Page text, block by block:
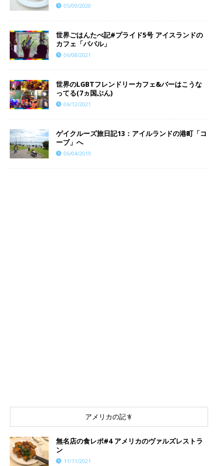
05/09/2020
世界ごはんたべ記#プライド5号 アイスランドの
カフェ「ババル」
06/08/2021
世界のLGBTフレンドリーカフェ&バーはこうな
ってる(7ヵ国ぶん)
06/12/2021
ゲイクルーズ旅日記13：アイルランドの港町「コ
ーブ」へ
06/04/2019
アメリカの記事
​​無名店の食レポ#4 アメリカのヴァルズレストラ
ン
11/11/2021